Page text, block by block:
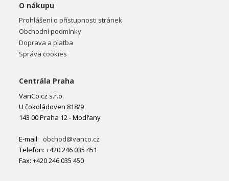
O nákupu
Prohlášení o přístupnosti stránek
Obchodní podmínky
Doprava a platba
Správa cookies
Centrála Praha
VanCo.cz s.r.o.
U čokoládoven 818/9
143 00 Praha 12 - Modřany
E-mail: obchod@vanco.cz
Telefon: +420 246 035 451
Fax: +420 246 035 450